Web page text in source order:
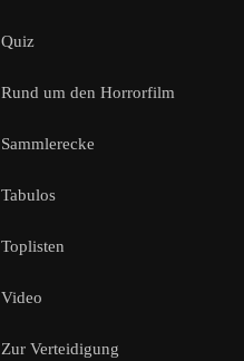
Quiz
Rund um den Horrorfilm
Sammlerecke
Tabulos
Toplisten
Video
Zur Verteidigung